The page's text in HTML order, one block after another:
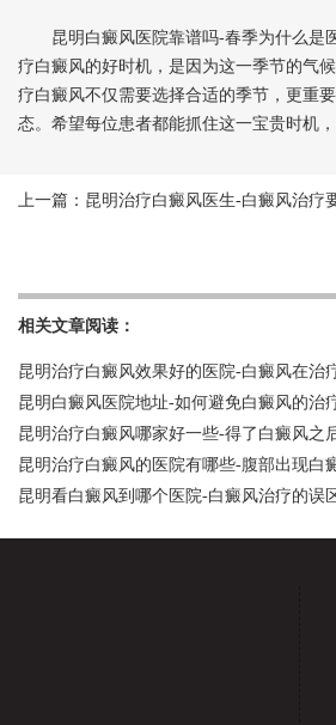
昆明白癜风医院靠谱吗-春季为什么是
疗白癜风的好时机，是因为这一季节的气
疗白癜风不仅需要选择合适的季节，更重
态。希望每位患者都能抓住这一宝贵时机
上一篇： 昆明治疗白癜风医生-白癜风治疗
相关文章阅读：
昆明治疗白癜风效果好的医院-白癜风在治
昆明白癜风医院地址-如何避免白癜风的治
昆明治疗白癜风哪家好一些-得了白癜风之
昆明治疗白癜风的医院有哪些-腹部出现白
昆明看白癜风到哪个医院-白癜风治疗的误